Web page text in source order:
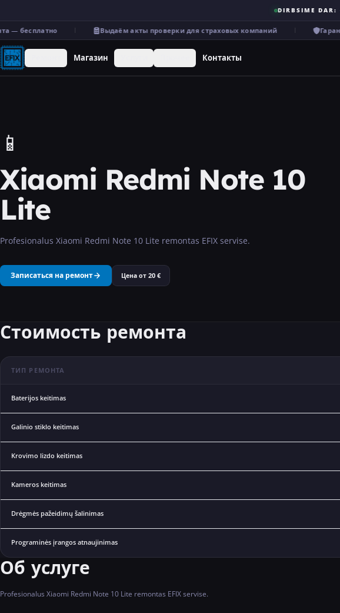
DIRBSIME
— бесплатно Выдаём акты проверки для страховых компаний
Магазин Контакты
📱
Xiaomi Redmi Note 10
Lite
Profesionalus Xiaomi Redmi Note 10 Lite remontas EFIX servise.
Записаться на ремонт Цена от 20 €
Стоимость ремонта
ТИП РЕМОНТА
Baterijos keitimas
Galinio stiklo keitimas
Krovimo lizdo keitimas
Kameros keitimas
Drėgmės pažeidimų šalinimas
Programinės įrangos atnaujinimas
Об услуге
Profesionalus Xiaomi Redmi Note 10 Lite remontas EFIX servise.